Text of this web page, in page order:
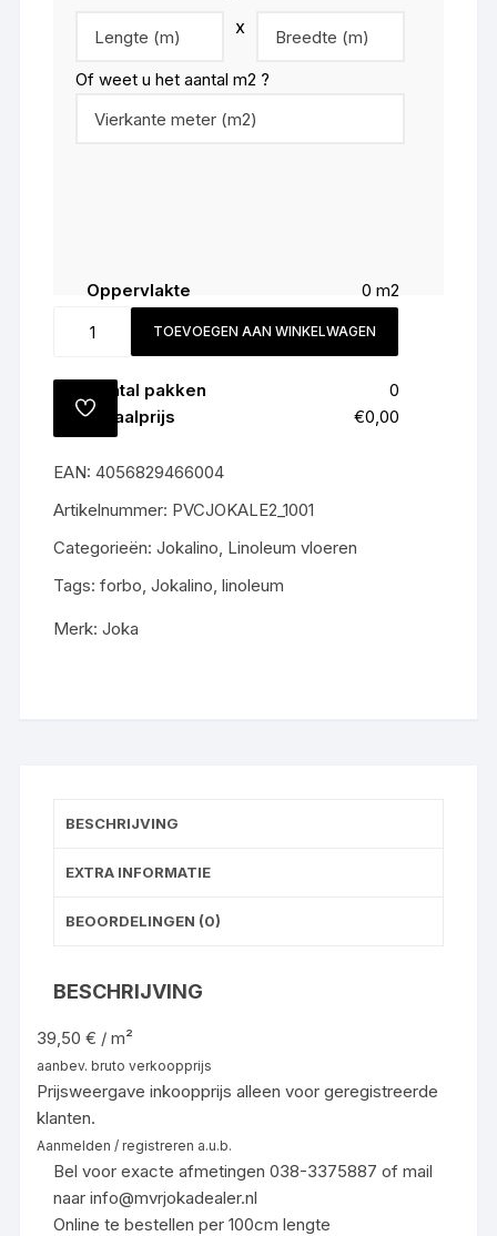
x
Of weet u het aantal m2 ?
Oppervlakte 0 m2
Snijverlies (
m2
Totaal
0 m2
Aantal pakken
0
Totaalprijs
€0,00
caribbean
REAL
aantal
TOEVOEGEN AAN WINKELWAGEN
TOEVOEGEN
AAN
EAN:4056829466004
Artikelnummer: PVCJOKALE2_1001
Categorieën:Jokalino, Linoleum vloeren
Tags:forbo,Jokalino,linoleum
Merk:Joka
BESCHRIJVING
EXTRA INFORMATIE
BEOORDELINGEN (0)
BESCHRIJVING
39,50 € / m²
aanbev. bruto verkoopprijs
Prijsweergave inkoopprijs alleen voor geregistreerde
klanten.
Aanmelden / registreren a.u.b.
Bel voor exacte afmetingen 038-3375887 of mail
naar info@mvrjokadealer.nl
Online te bestellen per 100cm lengte